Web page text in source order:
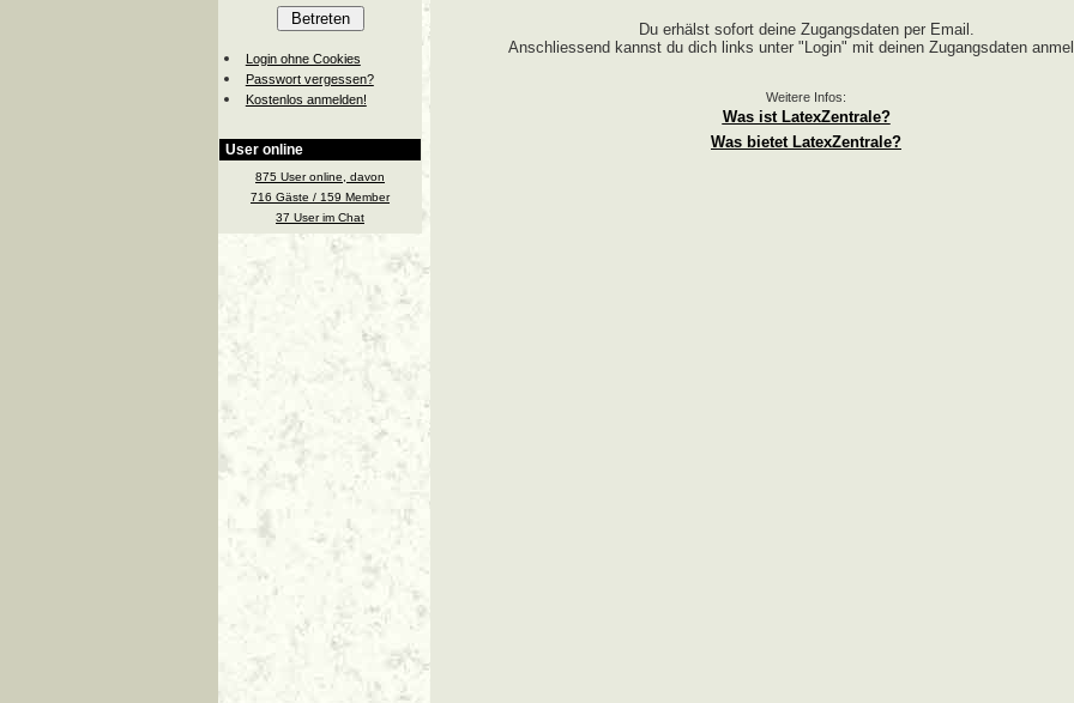
Login ohne Cookies
Passwort vergessen?
Kostenlos anmelden!
User online
875 User online, davon
716 Gäste / 159 Member
37 User im Chat
Du erhälst sofort deine Zugangsdaten per Email.
Anschliessend kannst du dich links unter "Login" mit deinen Zugangsdaten
Weitere Infos:
Was ist LatexZentrale?
Was bietet LatexZentrale?